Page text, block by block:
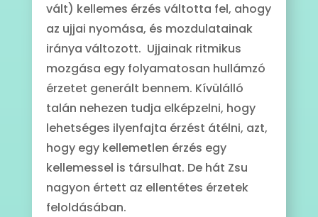
vált) kellemes érzés váltotta fel, ahogy
az ujjai nyomása, és mozdulatainak
iránya változott. Ujjainak ritmikus
mozgása egy folyamatosan hullámzó
érzetet generált bennem. Kívülálló
talán nehezen tudja elképzelni, hogy
lehetséges ilyenfajta érzést átélni, azt,
hogy egy kellemetlen érzés egy
kellemessel is társulhat. De hát Zsu
nagyon értett az ellentétes érzetek
feloldásában.